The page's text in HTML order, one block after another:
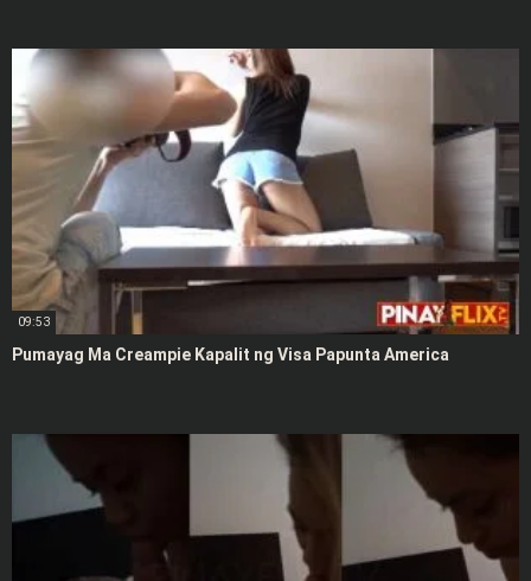
09:53
Pumayag Ma Creampie Kapalit ng Visa Papunta America